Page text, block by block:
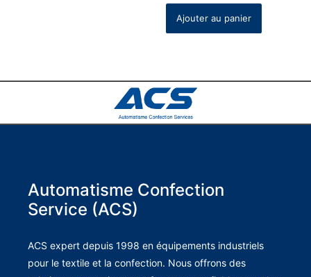
Ajouter au panier
Automatisme Confection
Service (ACS)
ACS expert depuis 1998 en équipements industriels
pour le textile et la confection. Nous offrons des